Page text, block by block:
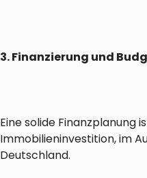
3. Finanzierung und
Eine solide Finanzplanung
Immobilieninvestition, im
Deutschland.